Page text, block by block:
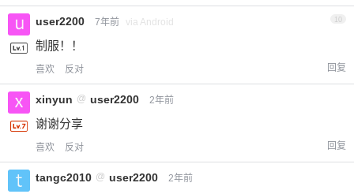
user2200 7年前 via Android 10
制服！！
喜欢 反对 回复
xinyun @ user2200 2年前
谢谢分享
喜欢 反对 回复
tangc2010 @ user2200 2年前